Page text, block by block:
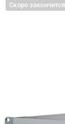
Скоро закончится